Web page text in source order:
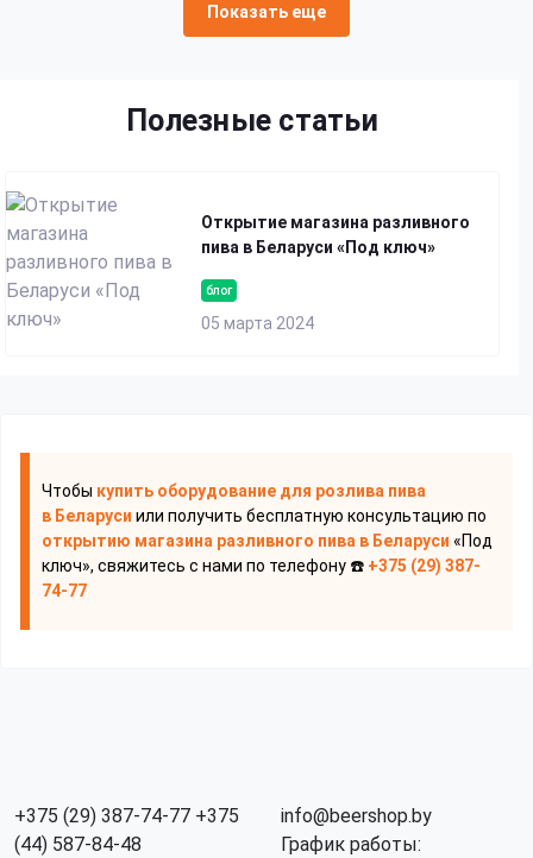
Показать еще
Полезные статьи
блог
05 марта 2024
Открытие магазина разливного
пива в Беларуси «Под ключ»
Чтобы купить оборудование для розлива пива
в Беларуси или получить бесплатную консультацию по
открытию магазина разливного пива в Беларуси «Под
ключ», свяжитесь с нами по телефону ☎️ +375 (29) 387-
74-77
+375 (29) 387-74-77 +375
(44) 587-84-48
info@beershop.by
График работы: